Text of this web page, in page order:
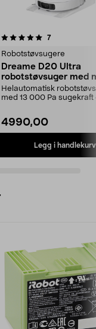
7anmeldelser
Robotstøvsugere
Dreame D20 Ultra
robotstøvsuger med
hvit
Helautomatisk
med 13 000 Pa sugekraft
4990,00
Legg i handlekurv
5.0 av 5 stjerner